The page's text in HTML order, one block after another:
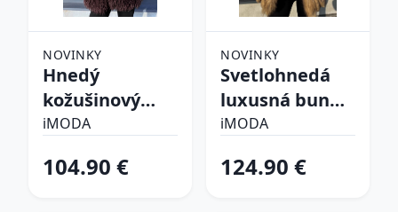
NOVINKY
Hnedý
kožušinový
kabát CHOCO
iMODA
104.90 €
NOVINKY
Svetlohnedá
luxusná bunda
s kožušinou
iMODA
124.90 €